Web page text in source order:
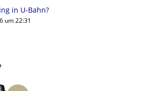
in U-Bahn?
um 22:31